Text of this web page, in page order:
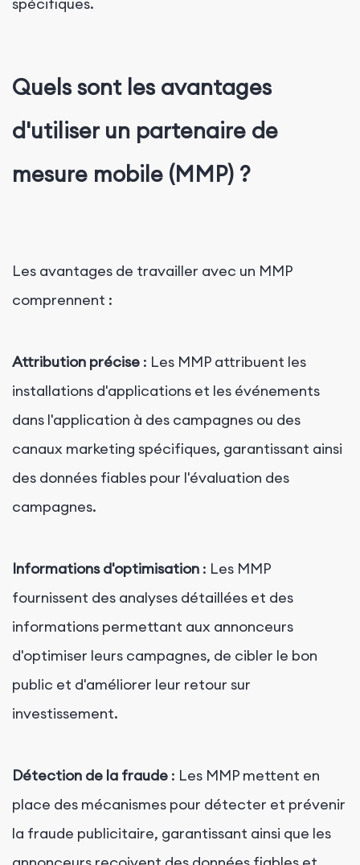
Quels sont les avantages
d'utiliser un partenaire de
mesure mobile (MMP) ?
Les avantages de travailler avec un MMP
comprennent :
Attribution précise : Les MMP attribuent les
installations d'applications et les événements
dans l'application à des campagnes ou des
canaux marketing spécifiques, garantissant ainsi
des données fiables pour l'évaluation des
campagnes.
Informations d'optimisation : Les MMP
fournissent des analyses détaillées et des
informations permettant aux annonceurs
d'optimiser leurs campagnes, de cibler le bon
public et d'améliorer leur retour sur
investissement.
Détection de la fraude : Les MMP mettent en
place des mécanismes pour détecter et prévenir
la fraude publicitaire, garantissant ainsi que les